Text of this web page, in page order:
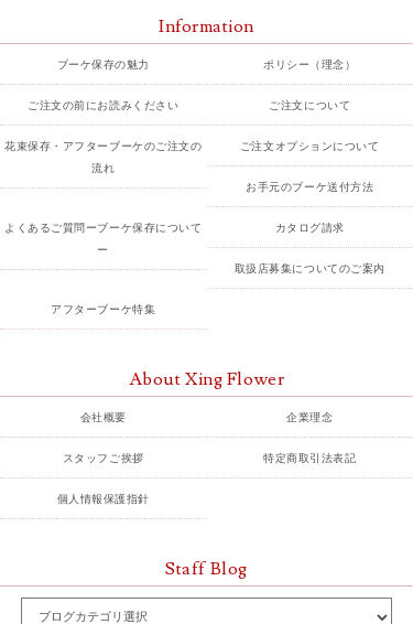
Information
ブーケ保存の魅力 ポリシー（理念）
ご注文の前にお読みください ご注文について
花束保存・アフターブーケのご注文の
流れ
ご注文オプションについて
お手元のブーケ送付方法
よくあるご質問ーブーケ保存について
ー
カタログ請求
取扱店募集についてのご案内
アフターブーケ特集
About Xing Flower
会社概要 企業理念
スタッフご挨拶 特定商取引法表記
個人情報保護指針
Staff Blog